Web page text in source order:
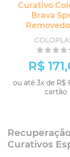
Curativo
Brava
R$
ou até 3x de R$
cartão
Curativos